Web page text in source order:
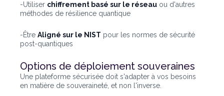
-Utiliser chiffrement basé sur le réseau ou d'autres
méthodes de résilience quantique
-Être Aligné sur le NIST pour les normes de sécurité
post-quantiques
Options de déploiement souveraines
Une plateforme sécurisée doit s'adapter à vos besoins
en matière de souveraineté, et non l'inverse.